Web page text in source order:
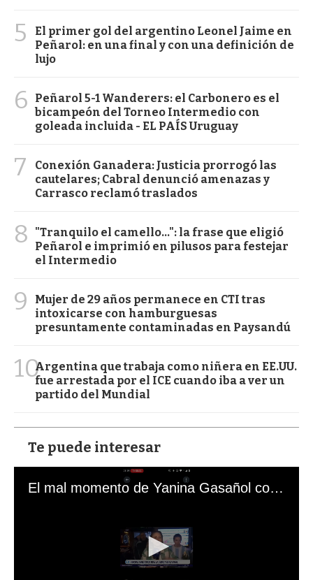
5
El primer gol del argentino Leonel Jaime en
Peñarol: en una final y con una definición de
lujo
6
Peñarol 5-1 Wanderers: el Carbonero es el
bicampeón del Torneo Intermedio con
goleada incluida - EL PAÍS Uruguay
7
Conexión Ganadera: Justicia prorrogó las
cautelares; Cabral denunció amenazas y
Carrasco reclamó traslados
8
"Tranquilo el camello...": la frase que eligió
Peñarol e imprimió en pilusos para festejar
el Intermedio
9
Mujer de 29 años permanece en CTI tras
intoxicarse con hamburguesas
presuntamente contaminadas en Paysandú
10Argentina que trabaja como niñera en EE.UU.
fue arrestada por el ICE cuando iba a ver un
partido del Mundial
Te puede interesar
El mal momento de Yanina Gasañol con un hincha argentino en "Subrayado"